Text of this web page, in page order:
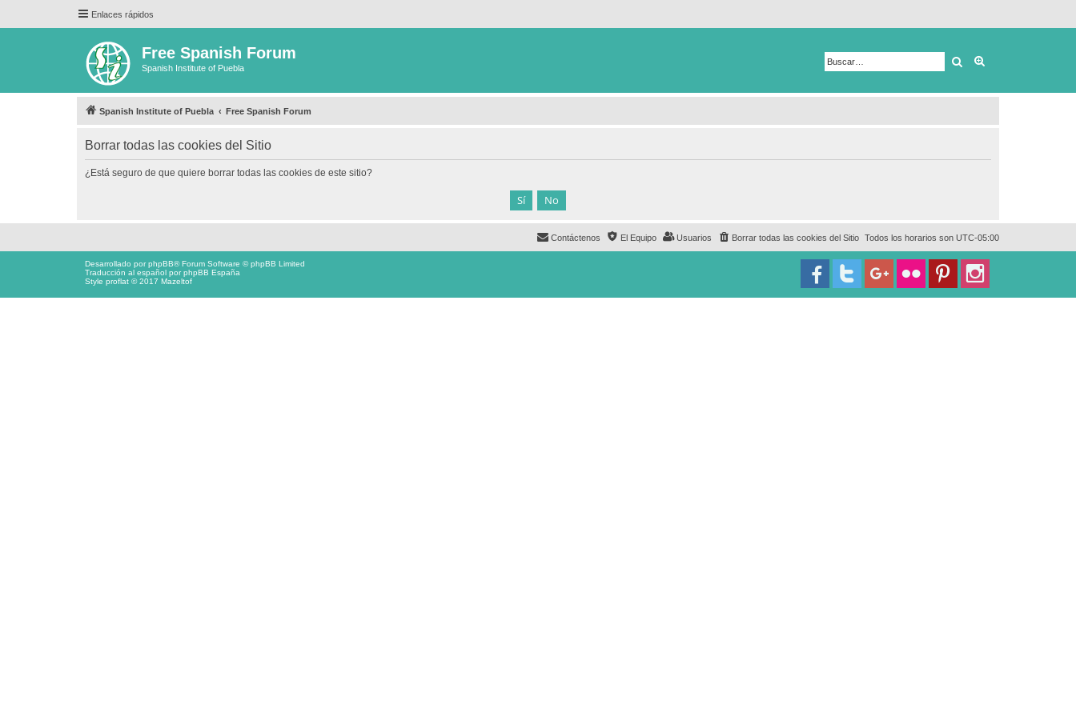
Enlaces rápidos
Free Spanish Forum
Spanish Institute of Puebla Buscar
Spanish Institute of Puebla Free Spanish Forum
Borrar todas las cookies del Sitio
¿Está seguro de que quiere borrar todas las cookies de este sitio?
Todos los horarios son UTC-05:00
Borrar todas las cookies del Sitio
Usuarios
El Equipo
Contáctenos
Desarrollado porphpBB® Forum Software © phpBB Limited
Traducción al español porphpBB España
Style proflat © 2017 Mazeltof